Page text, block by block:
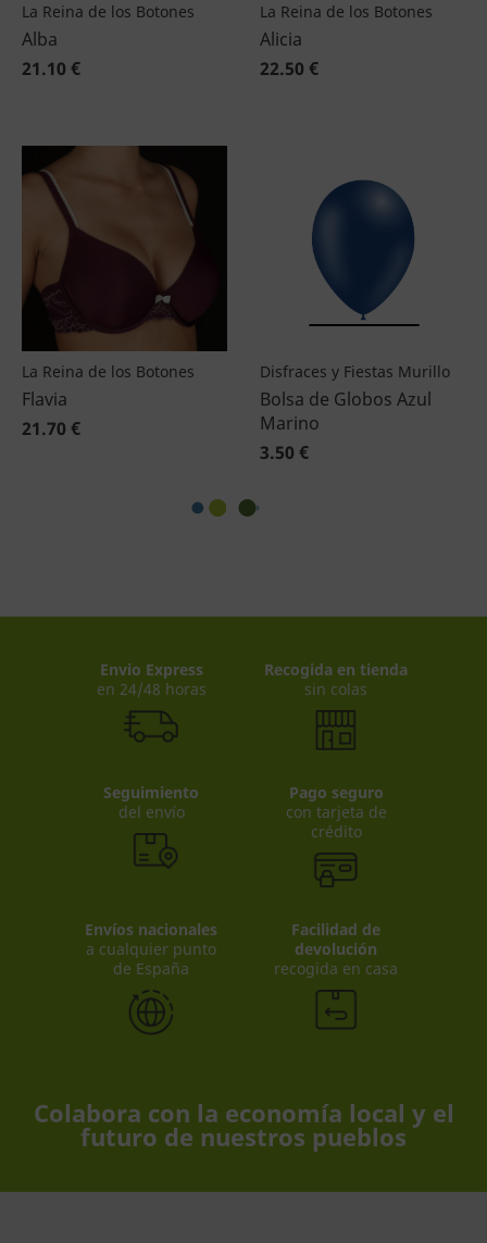
La Reina de los Botones
Alba
21.10 €
La Reina de los Botones
Alicia
22.50 €
La Reina de los Botones
Flavia
21.70 €
Disfraces y Fiestas Murillo
Bolsa de Globos Azul
Marino
3.50 €
Envio Express
en 24/48 horas
Recogida en tienda
sin colas
Seguimiento
del envío
Pago seguro
con tarjeta de
crédito
Envíos nacionales
a cualquier punto
de España
Facilidad de
devolución
recogida en casa
Colabora con la economía local y el
futuro de nuestros pueblos